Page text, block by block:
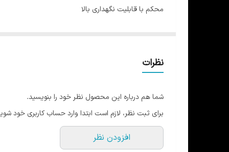
محکم با قابلیت نگهداری بالا
قد ۹۰
در ۳ رنگ و ۳ سایز
سایز S-M مناسب ۳۶-۳۸
سایز L-XL مناسب ۴۰ -۴۲
سایز XL-XXL مناسب سایز ۴۴-۴۶
نظرات
شما هم درباره این محصول نظر خود را بنویسید.
برای ثبت نظر، لازم است ابتدا وارد حساب کاربری خود
افزودن نظر